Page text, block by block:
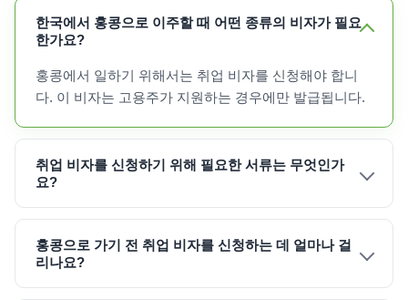
한국에서 홍콩으로 이주할 때 어떤 종류의 비자가 필요
한가요?
홍콩에서 일하기 위해서는 취업 비자를 신청해야 합니
다. 이 비자는 고용주가 지원하는 경우에만 발급됩니다.
취업 비자를 신청하기 위해 필요한 서류는 무엇인가
요?
홍콩으로 가기 전 취업 비자를 신청하는 데 얼마나 걸
리나요?